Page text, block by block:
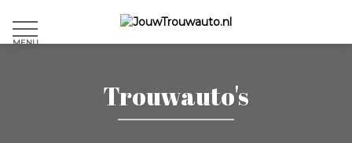
MENU
Trouwauto's